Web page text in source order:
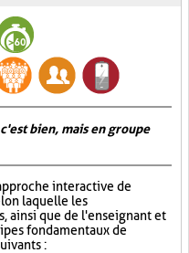
bien, mais en groupe
interactive de
laquelle les
ainsi que de l'enseignant et
fondamentaux de
: